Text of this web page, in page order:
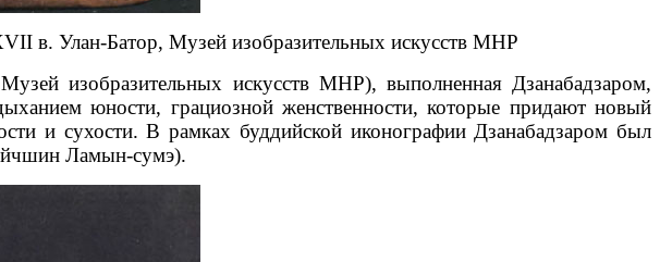
в. Улан-Батор, Музей изобразительных искусств МНР
изобразительных искусств МНР), выполненная Дзанабадзаром,
юности, грациозной женственности, которые придают новый
и сухости. В рамках буддийской иконографии Дзанабадзаром был
Ламын-сумэ).